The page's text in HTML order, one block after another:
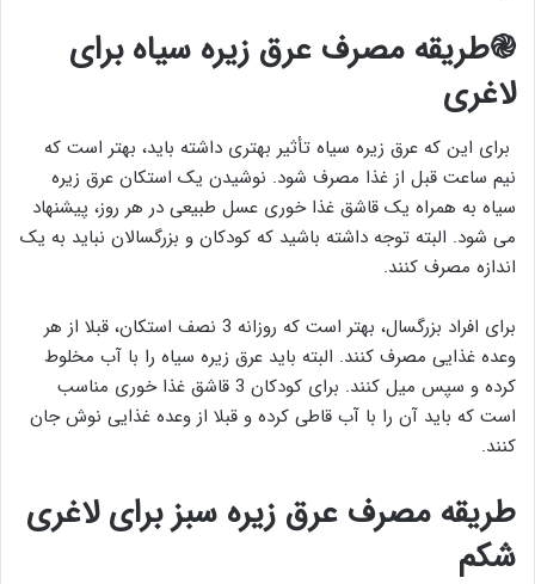
֎طریقه مصرف عرق زیره سیاه برای
لاغری
برای این که عرق زیره سیاه تأثیر بهتری داشته باید، بهتر است که
نیم ساعت قبل از غذا مصرف شود. نوشیدن یک استکان عرق زیره
سیاه به همراه یک قاشق غذا خوری عسل طبیعی در هر روز، پیشنهاد
می شود. البته توجه داشته باشید که کودکان و بزرگسالان نباید به یک
اندازه مصرف کنند.
برای افراد بزرگسال، بهتر است که روزانه 3 نصف استکان، قبلا از هر
وعده غذایی مصرف کنند. البته باید عرق زیره سیاه را با آب مخلوط
کرده و سپس میل کنند. برای کودکان 3 قاشق غذا خوری مناسب
است که باید آن را با آب قاطی کرده و قبلا از وعده غذایی نوش جان
کنند.
طریقه مصرف عرق زیره سبز برای لاغری
شکم